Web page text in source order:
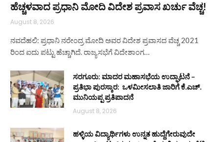
ಹೆಚ್ಚಳವಾದ ಪ್ರಧಾನಿ ಮೋದಿ ವಿದೇಶ ಪ್ರವಾಸ ಖರ್ಚು ವೆಚ್ಚ!
August 8, 2026
ನವದೆಹಲಿ: ಪ್ರಧಾನಿ ನರೇಂದ್ರ ಮೋದಿ ಅವರ ವಿದೇಶ ಪ್ರವಾಸದ ವೆಚ್ಚ 2021
ರಿಂದ ಐದು ಪಟ್ಟು ಹೆಚ್ಚಾಗಿದೆ. ರಾಜ್ಯಸಭೆಗೆ ವಿದೇಶಾಂಗ…
ಸರಗೂರು: ಮಾದರ ಮಹಾಸಭೆಯ ಉದ್ಘಾಟನೆ –
ಪ್ರತಿಭಾ ಪುರಸ್ಕಾರ: ಒಳಮೀಸಲಾತಿ ಜಾರಿಗೆ ಕೆ.ಎಚ್.
ಮುನಿಯಪ್ಪ ಪ್ರತಿಪಾದನೆ
August 8, 2026
ಹಳ್ಳಿಯ ವಿದ್ಯಾರ್ಥಿಗಳು ಉನ್ನತ ಹುದ್ದೆಗೇರುವುದೇ